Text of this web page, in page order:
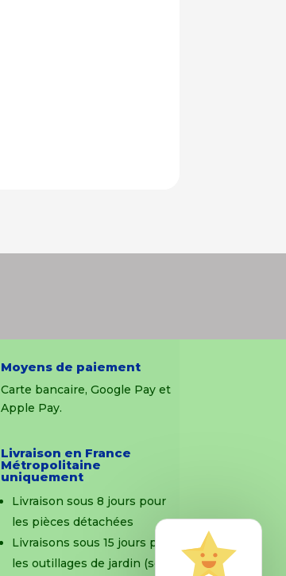
Moyens de paiement
Carte bancaire, Google Pay et
Apple Pay.
Livraison en France
Métropolitaine
uniquement
Livraison sous 8 jours pour
les pièces détachées
Livraisons sous 15 jours pour
les outillages de jardin (sous